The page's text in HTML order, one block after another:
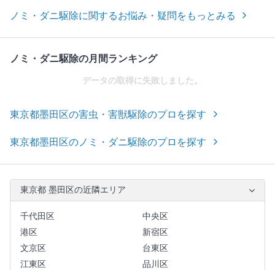
ノミ・ダニ駆除に関するお悩み・疑問をもっとみる
ノミ・ダニ駆除の月間ランキング
データの取得に失敗しました。
東京都墨田区の害虫・害獣駆除のプロを探す
東京都墨田区のノミ・ダニ駆除のプロを探す
東京都 墨田区の近隣エリア
千代田区
中央区
港区
新宿区
文京区
台東区
江東区
品川区